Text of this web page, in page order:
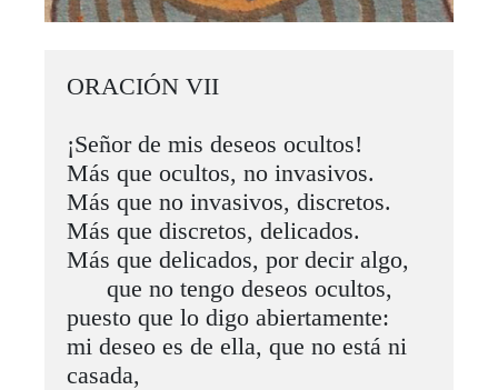
ORACIÓN VII
¡Señor de mis deseos ocultos!
Más que ocultos, no invasivos.
Más que no invasivos, discretos.
Más que discretos, delicados.
Más que delicados, por decir algo,
puesto que lo digo abiertamente:
mi deseo es de ella, que no está ni
casada,